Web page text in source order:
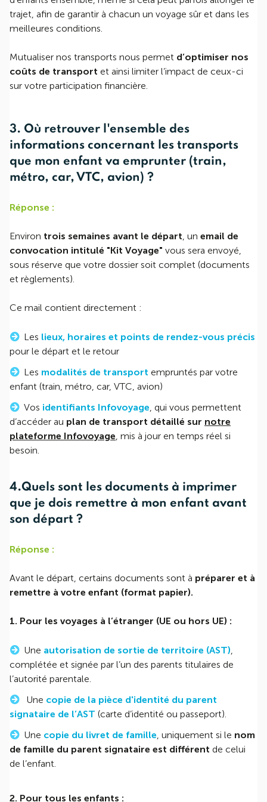
trajet, afin de garantir à chacun un voyage sûr et dans les
meilleures conditions.
Mutualiser nos transports nous permet d’optimiser nos
coûts de transport et ainsi limiter l’impact de ceux-ci
sur votre participation financière.
3. Où retrouver l'ensemble des
informations concernant les transports
que mon enfant va emprunter (train,
métro, car, VTC, avion) ?
Réponse :
Environ trois semaines avant le départ, un email de
convocation intitulé "Kit Voyage" vous sera envoyé,
sous réserve que votre dossier soit complet (documents
et règlements).
Ce mail contient directement :
Les lieux, horaires et points de rendez-vous précis
pour le départ et le retour
Les modalités de transport empruntés par votre
enfant (train, métro, car, VTC, avion)
Vos identifiants Infovoyage, qui vous permettent
d’accéder au plan de transport détaillé sur notre
plateforme Infovoyage, mis à jour en temps réel si
besoin.
4.Quels sont les documents à imprimer
que je dois remettre à mon enfant avant
son départ ?
Réponse :
Avant le départ, certains documents sont à préparer et à
remettre à votre enfant (format papier).
1. Pour les voyages à l’étranger (UE ou hors UE) :
Une autorisation de sortie de territoire (AST),
complétée et signée par l’un des parents titulaires de
l’autorité parentale.
Une copie de la pièce d'identité du parent
signataire de l’AST (carte d’identité ou passeport).
Une copie du livret de famille, uniquement si le nom
de famille du parent signataire est différent de celui
de l’enfant.
2. Pour tous les enfants :